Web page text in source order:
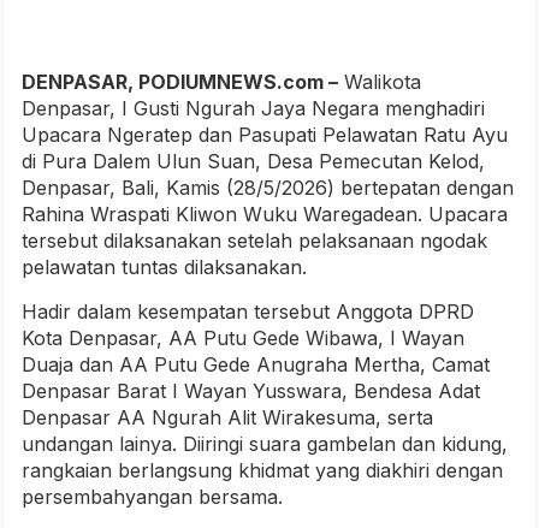
DENPASAR, PODIUMNEWS.com – Walikota
Denpasar, I Gusti Ngurah Jaya Negara menghadiri
Upacara Ngeratep dan Pasupati Pelawatan Ratu Ayu
di Pura Dalem Ulun Suan, Desa Pemecutan Kelod,
Denpasar, Bali, Kamis (28/5/2026) bertepatan dengan
Rahina Wraspati Kliwon Wuku Waregadean. Upacara
tersebut dilaksanakan setelah pelaksanaan ngodak
pelawatan tuntas dilaksanakan.
Hadir dalam kesempatan tersebut Anggota DPRD
Kota Denpasar, AA Putu Gede Wibawa, I Wayan
Duaja dan AA Putu Gede Anugraha Mertha, Camat
Denpasar Barat I Wayan Yusswara, Bendesa Adat
Denpasar AA Ngurah Alit Wirakesuma, serta
undangan lainya. Diiringi suara gambelan dan kidung,
rangkaian berlangsung khidmat yang diakhiri dengan
persembahyangan bersama.